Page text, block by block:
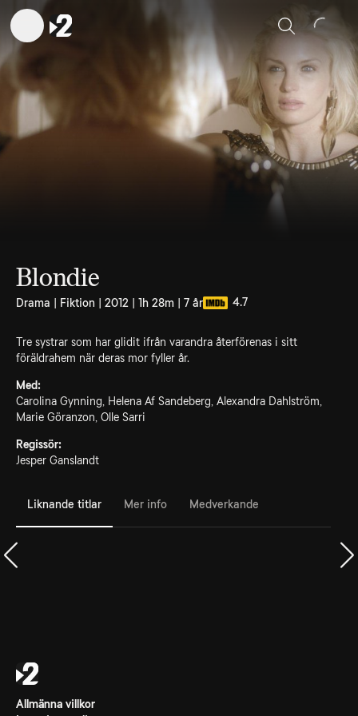
Sök
Blondie
Drama | Fiktion | 2012 | 1h 28m | 7 år 4.7
Tre systrar som har glidit ifrån varandra återförenas i sitt
föräldrahem när deras mor fyller år.
Med:
Carolina Gynning, Helena Af Sandeberg, Alexandra Dahlström,
Marie Göranzon, Olle Sarri
Regissör:
Jesper Ganslandt
Liknande titlar Mer info Medverkande
Allmänna villkor